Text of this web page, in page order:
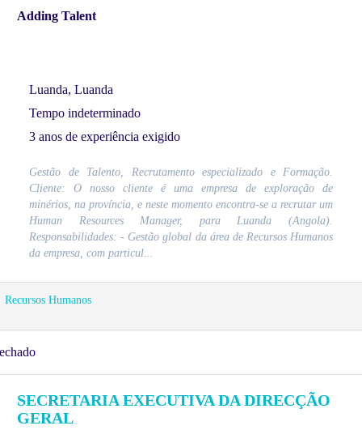
Adding Talent
Luanda, Luanda
Tempo indeterminado
3 anos de experiência exigido
Gestão de Talento, Recrutamento especializado e Formação.
Cliente: O nosso cliente é uma empresa de exploração de
minérios, na província, e neste momento encontra-se a recrutar um
Human Resources Manager, para Luanda (Angola).
Responsabilidades: - Gestão global da área de Recursos Humanos
da empresa, com particul...
Recursos Humanos
SECRETARIA EXECUTIVA DA DIRECÇÃO
GERAL